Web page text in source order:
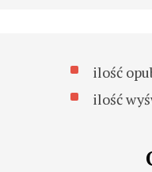
ilość
ilość